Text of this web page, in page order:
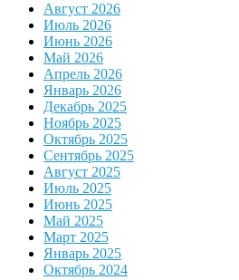
Август 2026
Июль 2026
Июнь 2026
Май 2026
Апрель 2026
Январь 2026
Декабрь 2025
Ноябрь 2025
Октябрь 2025
Сентябрь 2025
Август 2025
Июль 2025
Июнь 2025
Май 2025
Март 2025
Январь 2025
Октябрь 2024